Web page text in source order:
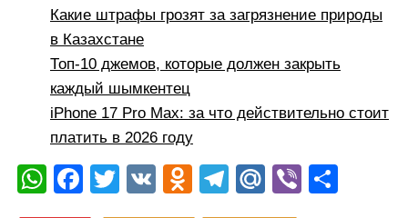
Какие штрафы грозят за загрязнение природы
в Казахстане
Топ-10 джемов, которые должен закрыть
каждый шымкентец
iPhone 17 Pro Max: за что действительно стоит
платить в 2026 году
W F
T
V
O
T
M Vi